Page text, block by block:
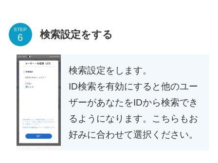
STEP 検索設定をする
検索設定をします。
ID検索を有効にすると他のユー
ザーがあなたをIDから検索でき
るようになります。こちらもお
好みに合わせて選択ください。